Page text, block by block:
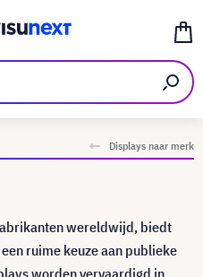
Displays naar merk
wereldwijd, biedt
ruime keuze aan publieke
worden vervaardigd in